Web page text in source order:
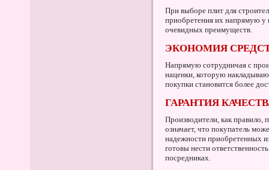
При выборе плит для
приобретения их напрямую у
очевидных преимуществ.
ЭКОНОМИЯ
Напрямую сотрудничая с
наценки, которую
покупки становится более
ГАРАНТИЯ
Производители, как правило,
означает, что покупатель
надежности приобретенных
готовы нести
посредниках.